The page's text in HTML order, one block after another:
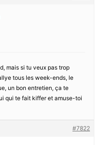
mais si tu veux pas trop
tous les week-ends, le
un bon entretien, ça te
qui te fait kiffer et amuse-toi
#7822